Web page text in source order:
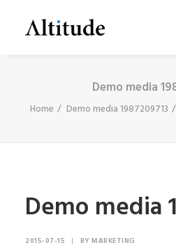
Demo media
Home Demo media 1987209713
Demo media
2015-07-15 | BY MARKETING